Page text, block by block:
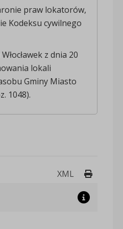
praw lokatorów,
Kodeksu cywilnego
z dnia 20
lokali
Gminy Miasto
1048).
XML Drukuj